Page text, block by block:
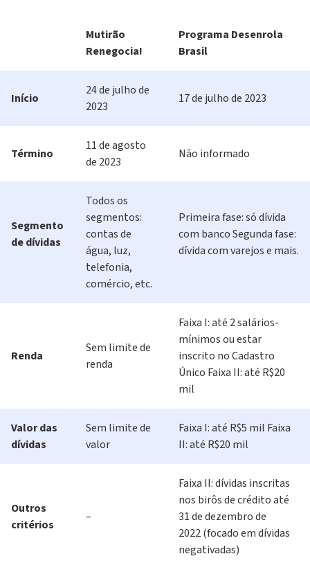
Mutirão
Renegocia!
Programa Desenrola
Brasil
Início
24 de julho de
2023
17 de julho de 2023
Término
11 de agosto
de 2023
Não informado
Segmento
de dívidas
Todos os
segmentos:
contas de
água, luz,
telefonia,
comércio, etc.
Primeira fase: só dívida
com banco Segunda fase:
dívida com varejos e mais.
Renda
Sem limite de
renda
Faixa I: até 2 salários-
mínimos ou estar
inscrito no Cadastro
Único Faixa II: até R$20
mil
Valor das
dívidas
Sem limite de
valor
Faixa I: até R$5 mil Faixa
II: até R$20 mil
Outros
critérios
–
Faixa II: dívidas inscritas
nos birôs de crédito até
31 de dezembro de
2022 (focado em dívidas
negativadas)